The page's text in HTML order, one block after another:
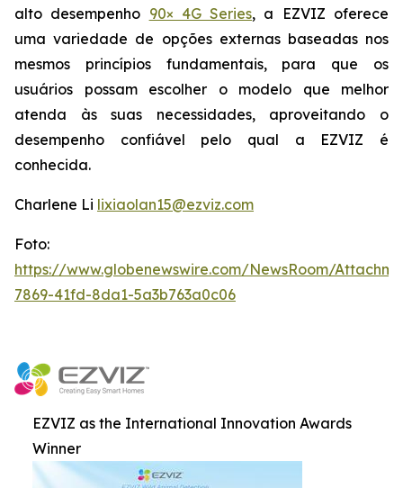
alto desempenho 90× 4G Series, a EZVIZ oferece
uma variedade de opções externas baseadas nos
mesmos princípios fundamentais, para que os
usuários possam escolher o modelo que melhor
atenda às suas necessidades, aproveitando o
desempenho confiável pelo qual a EZVIZ é
conhecida.
Charlene Li lixiaolan15@ezviz.com
Foto:
https://www.globenewswire.com/NewsRoom/
7869-41fd-8da1-5a3b763a0c06
EZVIZ as the International Innovation Awards
Winner